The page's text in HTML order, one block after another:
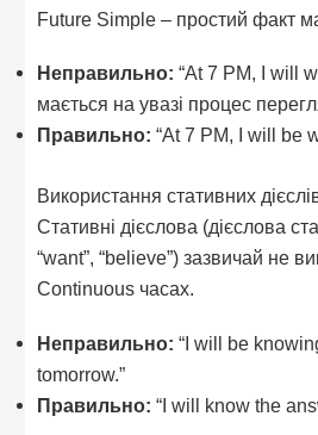
Future Simple – простий факт
Неправильно: “At 7 PM, I will
мається на увазі процес
Правильно:“At 7 PM, I will be
Використання стативних
Стативні дієслова (дієслова
“want”, “believe”) зазвичай не
Continuous часах.
Неправильно: “I will be
tomorrow.”
Правильно: “I will know the